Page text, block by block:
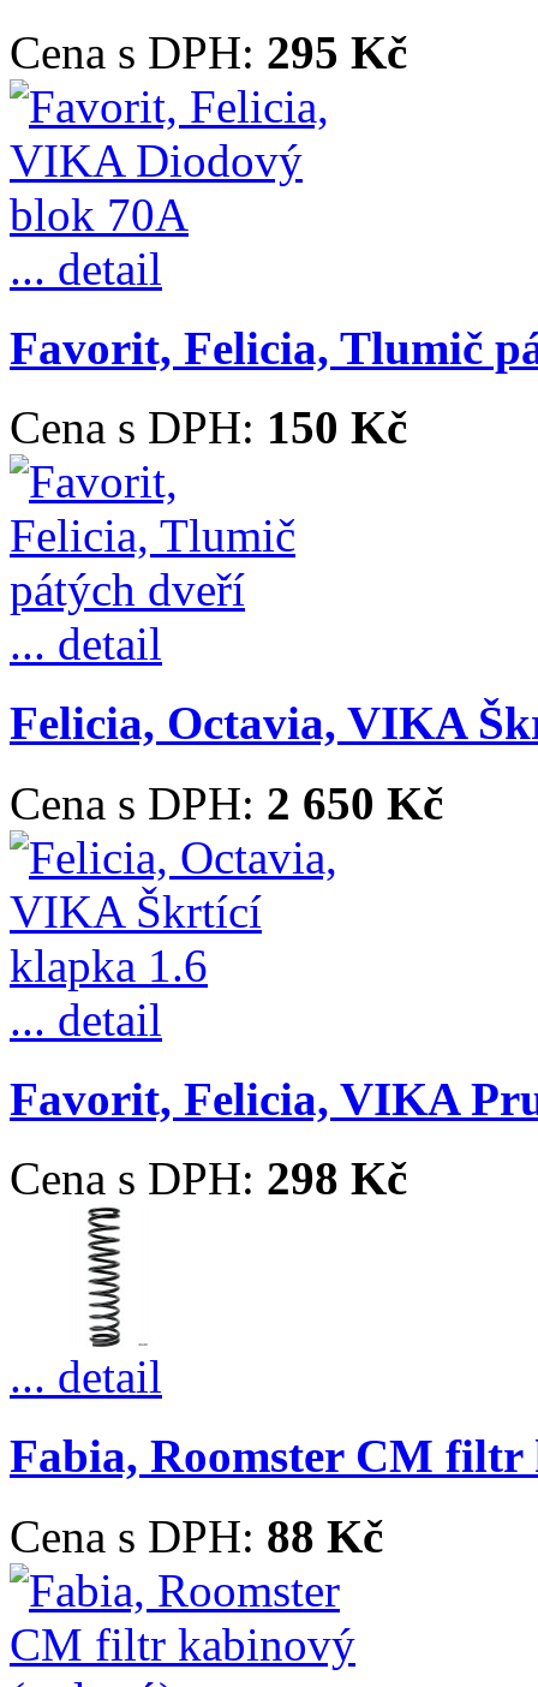
Cena s DPH: 295 Kč
... detail
Favorit, Felicia, Tlumič
Cena s DPH: 150 Kč
... detail
Felicia, Octavia, VIKA
Cena s DPH: 2 650 Kč
... detail
Favorit, Felicia, VIKA
Cena s DPH: 298 Kč
... detail
Fabia, Roomster CM
Cena s DPH: 88 Kč